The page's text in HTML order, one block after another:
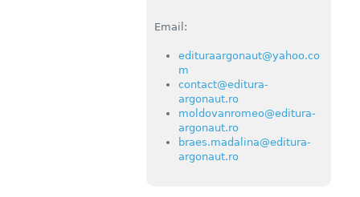
Email:
edituraargonaut@yahoo.co
m
contact@editura-
argonaut.ro
moldovanromeo@editura-
argonaut.ro
braes.madalina@editura-
argonaut.ro